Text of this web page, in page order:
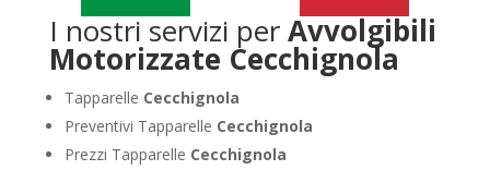
I nostri servizi perAvvolgibili
Motorizzate Cecchignola
Tapparelle Cecchignola
Preventivi Tapparelle Cecchignola
Prezzi Tapparelle Cecchignola